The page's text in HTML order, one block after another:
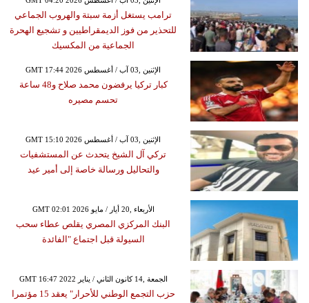
ترامب يستغل أزمة سبتة والهروب الجماعي
للتحذير من فوز الديمقراطيين و تشجيع الهحرة
الجماعية من المكسيك
GMT 17:44 2026 الإثنين ,03 آب / أغسطس
كبار تركيا يرفضون محمد صلاح و48 ساعة
تحسم مصيره
GMT 15:10 2026 الإثنين ,03 آب / أغسطس
تركي آل الشيخ يتحدث عن المستشفيات
والتحاليل ورسالة خاصة إلى أمير عيد
GMT 02:01 2026 الأربعاء ,20 أيار / مايو
البنك المركزي المصري يقلص عطاء سحب
السيولة قبل اجتماع "الفائدة
GMT 16:47 2022 الجمعة ,14 كانون الثاني / يناير
حزب التجمع الوطني للأحرار" يعقد 15 مؤتمرا